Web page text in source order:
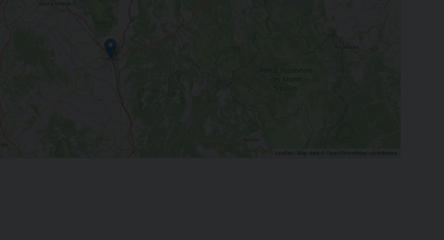
Leaflet | Map data © OpenStreetMap contributors